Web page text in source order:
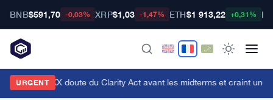
BNB$591,70 -0,03% XRP$1,03 -1,47% ETH$1 913,22 +0,31%
URGENT
cadre d'OKX doute du Clarity Act avant les midterms et craint une